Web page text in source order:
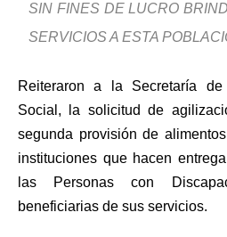
SIN FINES DE LUCRO
SERVICIOS A ESTA
Reiteraron a la Secretaría
Social, la solicitud de
segunda provisión de
instituciones que hacen
las Personas con
beneficiarias de sus servicios.